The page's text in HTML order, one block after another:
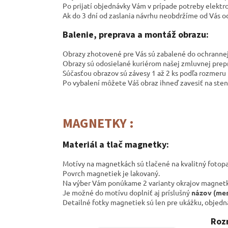
Po prijatí objednávky Vám v prípade potreby
Ak do 3 dní od zaslania návrhu neobdržíme od Vás
Balenie, preprava a montáž obrazu:
Obrazy zhotovené pre Vás sú zabalené do
Obrazy sú odosielané kuriérom našej zmluvnej
Súčasťou obrazov sú závesy 1 až 2 ks podľa
Po vybalení môžete Váš obraz ihneď zavesiť na
MAGNETKY :
Materiál a tlač magnetky:
Motívy na magnetkách sú tlačené na kvalitný
Povrch magnetiek je lakovaný.
Na výber Vám ponúkame 2 varianty okrajov
Je možné do motívu doplniť aj príslušný názov
Detailné fotky magnetiek sú len pre ukážku,